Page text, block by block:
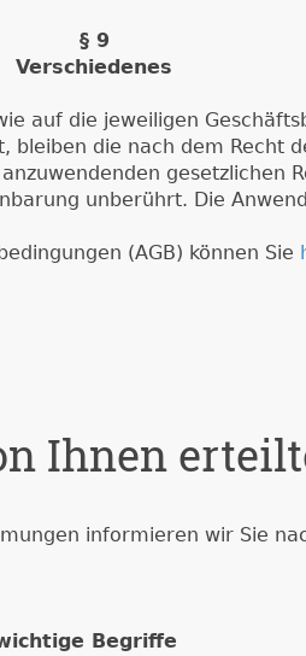
§ 9
Verschiedenes
auf die jeweiligen
die nach dem Recht
gesetzlichen
unberührt. Die
(AGB) können Sie
Ihnen
informieren wir Sie
Begriffe